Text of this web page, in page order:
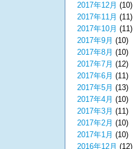
2017年12月 (10)
2017年11月 (11)
2017年10月 (11)
2017年9月 (10)
2017年8月 (10)
2017年7月 (12)
2017年6月 (11)
2017年5月 (13)
2017年4月 (10)
2017年3月 (11)
2017年2月 (10)
2017年1月 (10)
2016年12月 (12)